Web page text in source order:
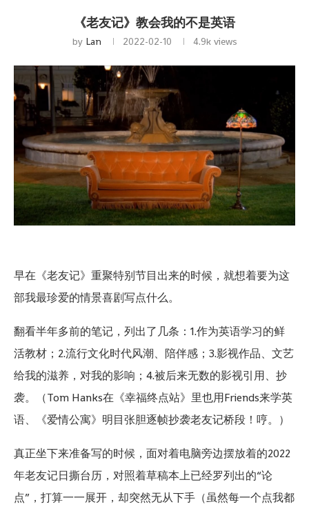
《老友记》教会我的不是英语
by Lan 2022-02-10 4.9kviews
早在《老友记》重聚特别节目出来的时候，就想着要为这
部我最珍爱的情景喜剧写点什么。
翻看半年多前的笔记，列出了几条：1.作为英语学习的鲜
活教材；2.流行文化时代风潮、陪伴感；3.影视作品、文艺
给我的滋养，对我的影响；4.被后来无数的影视引用、抄
袭。（Tom Hanks在《幸福终点站》里也用Friends来学英
语、《爱情公寓》明目张胆逐帧抄袭老友记桥段！哼。）
真正坐下来准备写的时候，面对着电脑旁边摆放着的2022
年老友记日撕台历，对照着草稿本上已经罗列出的“论
点”，打算一一展开，却突然无从下手（虽然每一个点我都